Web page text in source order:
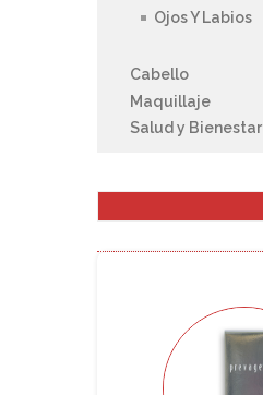
Ojos Y Labios
Cabello
Maquillaje
Salud y Bienestar